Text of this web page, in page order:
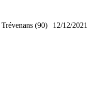
Trévenans (90) 12/12/2021